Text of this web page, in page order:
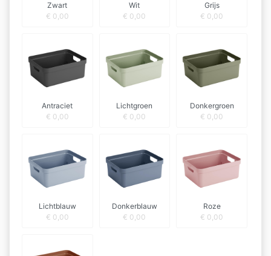
Zwart
€ 0,00
Wit
€ 0,00
Grijs
€ 0,00
Antraciet
€ 0,00
Lichtgroen
€ 0,00
Donkergroen
€ 0,00
Lichtblauw
€ 0,00
Donkerblauw
€ 0,00
Roze
€ 0,00